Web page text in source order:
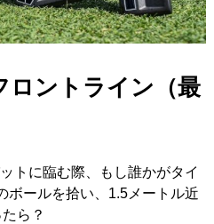
ロントライン（最
トに臨む際、もし誰かがタイ
ボールを拾い、1.5メートル近
ら？